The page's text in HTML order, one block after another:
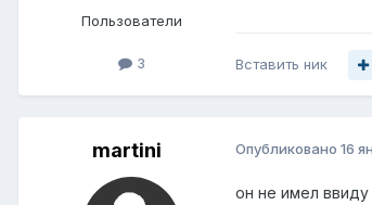
Пользователи
3 Вставить ник
martini Опубликовано 16
он не имел